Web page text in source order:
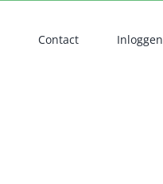
Contact Inloggen